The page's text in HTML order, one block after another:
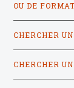
OU DE
CHERCHER
CHERCHER